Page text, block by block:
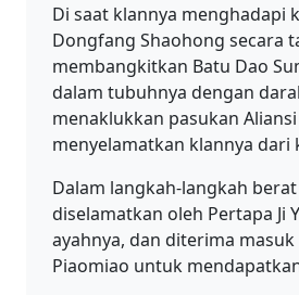
Di saat klannya menghadapi
Dongfang Shaohong secara
membangkitkan Batu Dao
dalam tubuhnya dengan
menaklukkan pasukan
menyelamatkan klannya dari
Dalam langkah-langkah
diselamatkan oleh Pertapa Ji
ayahnya, dan diterima masuk
Piaomiao untuk